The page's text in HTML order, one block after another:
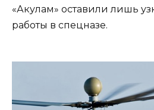
«Акулам» оставили лишь
работы в спецназе.